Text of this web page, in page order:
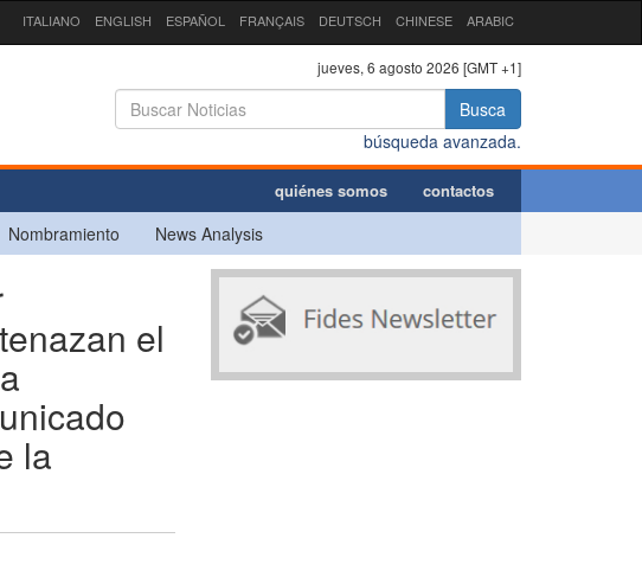
ITALIANO ENGLISH ESPAÑOL FRANÇAIS DEUTSCH CHINESE ARABIC
jueves, 6 agosto 2026 [GMT +1]
Busca
búsqueda avanzada.
quiénes somos contactos
Nombramiento News Analysis
el
la